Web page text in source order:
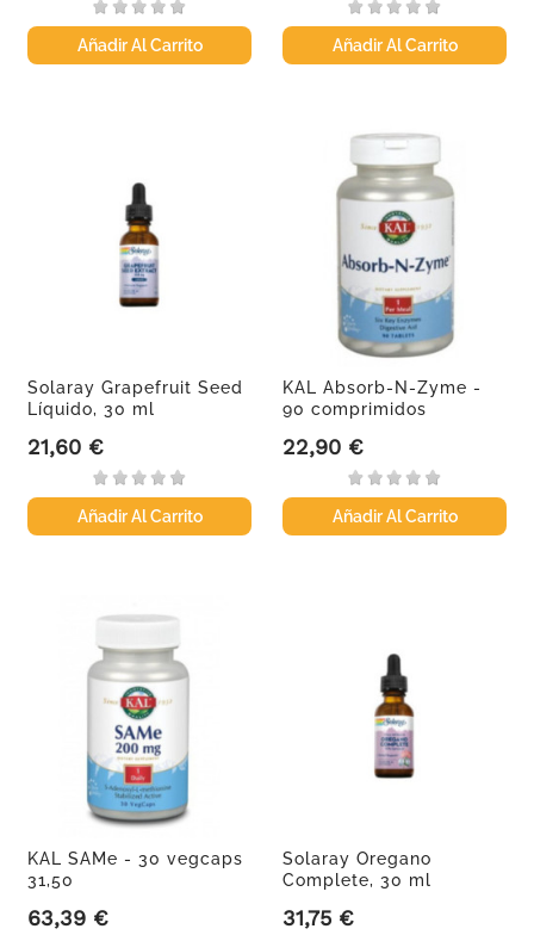
Añadir Al Carrito Añadir Al Carrito
Solaray Grapefruit Seed
Líquido, 30 ml
Precio
21,60 €
Añadir Al Carrito
KAL Absorb-N-Zyme -
90 comprimidos
Precio
22,90 €
Añadir Al Carrito
KAL SAMe - 30 vegcaps
31,50
Precio
63,39 €
Solaray Oregano
Complete, 30 ml
Precio
31,75 €